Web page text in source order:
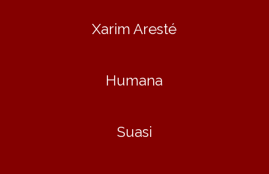
Xarim Aresté
Humana
Suasi